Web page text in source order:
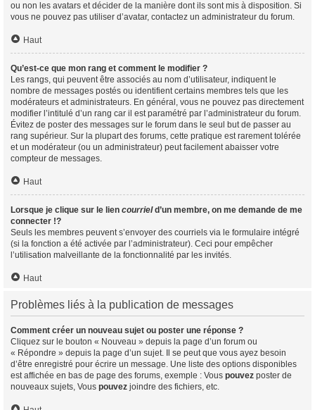
ou non les avatars et décider de la manière dont ils sont mis à disposition. Si
vous ne pouvez pas utiliser d’avatar, contactez un administrateur du forum.
Haut
Qu’est-ce que mon rang et comment le modifier ?
Les rangs, qui peuvent être associés au nom d’utilisateur, indiquent le
nombre de messages postés ou identifient certains membres tels que les
modérateurs et administrateurs. En général, vous ne pouvez pas directement
modifier l’intitulé d’un rang car il est paramétré par l’administrateur du forum.
Évitez de poster des messages sur le forum dans le seul but de passer au
rang supérieur. Sur la plupart des forums, cette pratique est rarement tolérée
et un modérateur (ou un administrateur) peut facilement abaisser votre
compteur de messages.
Haut
Lorsque je clique sur le lien courrield’un membre, on me demande de me
connecter !?
Seuls les membres peuvent s’envoyer des courriels via le formulaire intégré
(si la fonction a été activée par l’administrateur). Ceci pour empêcher
l’utilisation malveillante de la fonctionnalité par les invités.
Haut
Problèmes liés à la publication de messages
Comment créer un nouveau sujet ou poster une réponse ?
Cliquez sur le bouton « Nouveau » depuis la page d’un forum ou
« Répondre » depuis la page d’un sujet. Il se peut que vous ayez besoin
d’être enregistré pour écrire un message. Une liste des options disponibles
est affichée en bas de page des forums, exemple : Vous pouvez poster de
nouveaux sujets, Vous pouvez joindre des fichiers, etc.